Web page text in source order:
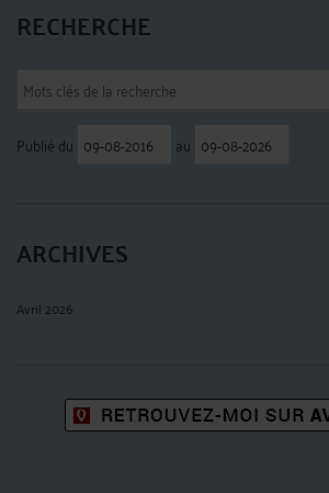
RECHERCHE
Publié du au
ARCHIVES
Avril 2026